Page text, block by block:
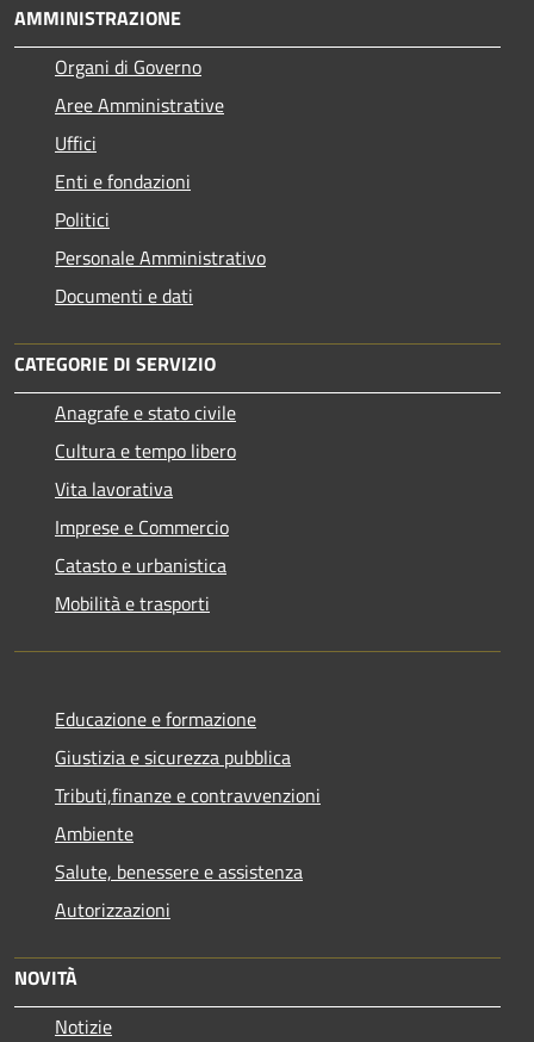
AMMINISTRAZIONE
Organi di Governo
Aree Amministrative
Uffici
Enti e fondazioni
Politici
Personale Amministrativo
Documenti e dati
CATEGORIE DI SERVIZIO
Anagrafe e stato civile
Cultura e tempo libero
Vita lavorativa
Imprese e Commercio
Catasto e urbanistica
Mobilità e trasporti
Educazione e formazione
Giustizia e sicurezza pubblica
Tributi,finanze e contravvenzioni
Ambiente
Salute, benessere e assistenza
Autorizzazioni
NOVITÀ
Notizie